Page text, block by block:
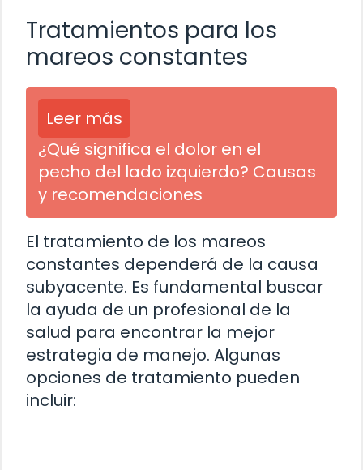
Tratamientos para los
mareos constantes
Leer más
¿Qué significa el dolor en el
pecho del lado izquierdo? Causas
y recomendaciones
El tratamiento de los mareos
constantes dependerá de la causa
subyacente. Es fundamental buscar
la ayuda de un profesional de la
salud para encontrar la mejor
estrategia de manejo. Algunas
opciones de tratamiento pueden
incluir: